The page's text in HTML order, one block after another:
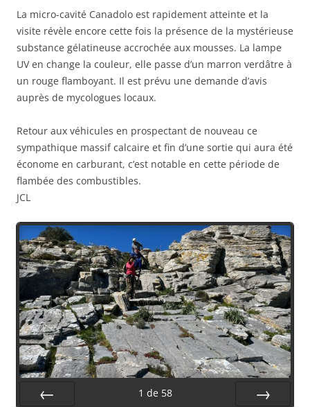
La micro-cavité Canadolo est rapidement atteinte et la
visite révèle encore cette fois la présence de la mystérieuse
substance gélatineuse accrochée aux mousses. La lampe
UV en change la couleur, elle passe d’un marron verdâtre à
un rouge flamboyant. Il est prévu une demande d’avis
auprès de mycologues locaux.
Retour aux véhicules en prospectant de nouveau ce
sympathique massif calcaire et fin d’une sortie qui aura été
économe en carburant, c’est notable en cette période de
flambée des combustibles.
JCL
1 de 58